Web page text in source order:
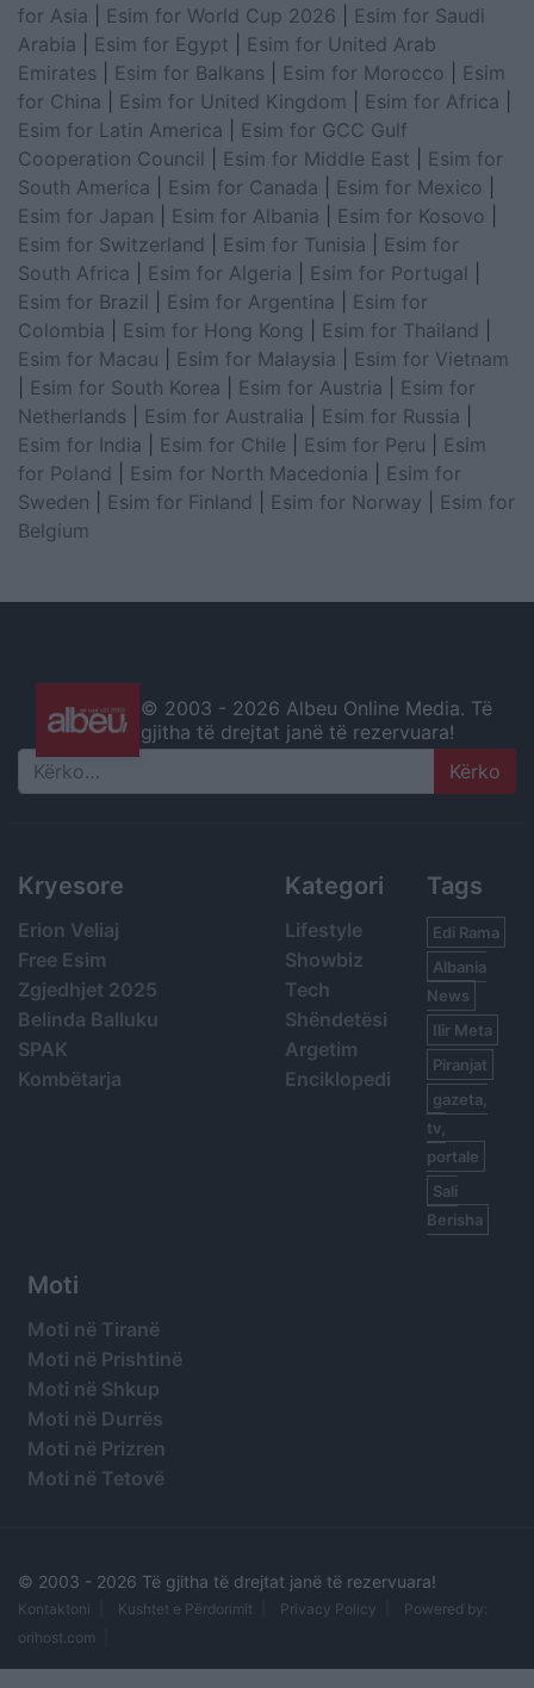
for Asia
Esim for World Cup 2026
Esim for Saudi
Arabia
Esim for Egypt
Esim for United Arab
Emirates
Esim for Balkans Esim for Morocco
Esim
for China
Esim for United Kingdom Esim for Africa
Esim for Latin America
Esim for GCC Gulf
Cooperation Council
Esim for Middle East
Esim for
South America
Esim for Canada Esim for Mexico
Esim for Japan
Esim for Albania Esim for Kosovo
Esim for Switzerland
Esim for Tunisia
Esim for
South Africa
Esim for Algeria Esim for Portugal
Esim for Brazil
Esim for Argentina
Esim for
Colombia
Esim for Hong Kong Esim for Thailand
Esim for Macau
Esim for Malaysia
Esim for Vietnam
Esim for South Korea Esim for Austria
Esim for
Netherlands
Esim for Australia Esim for Russia
Esim for India
Esim for Chile Esim for Peru
Esim
for Poland
Esim for North Macedonia
Esim for
Sweden
Esim for Finland Esim for Norway
Esim for
Belgium
© 2003 - 2026 Albeu Online Media. Të
gjitha të drejtat janë të rezervuara!
Search
Kryesore
Erion Veliaj
Free Esim
Zgjedhjet 2025
Belinda Balluku
SPAK
Kombëtarja
Kategori
Lifestyle
Showbiz
Tech
Shëndetësi
Argetim
Enciklopedi
Tags
Edi Rama
Albania
News
Ilir Meta
Piranjat
gazeta,
tv,
portale
Sali
Berisha
Moti
Moti në Tiranë
Moti në Prishtinë
Moti në Shkup
Moti në Durrës
Moti në Prizren
Moti në Tetovë
© 2003 - 2026 Të gjitha të drejtat janë të rezervuara!
Kontaktoni Kushtet e Përdorimit Privacy Policy
Powered by:
orihost.com